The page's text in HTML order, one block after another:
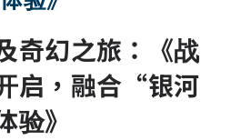
奇幻之旅：《战
启，融合“银河
》